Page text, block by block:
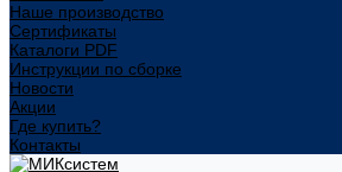
Наше производство
Сертификаты
Каталоги PDF
Инструкции по сборке
Новости
Акции
Где купить?
Контакты